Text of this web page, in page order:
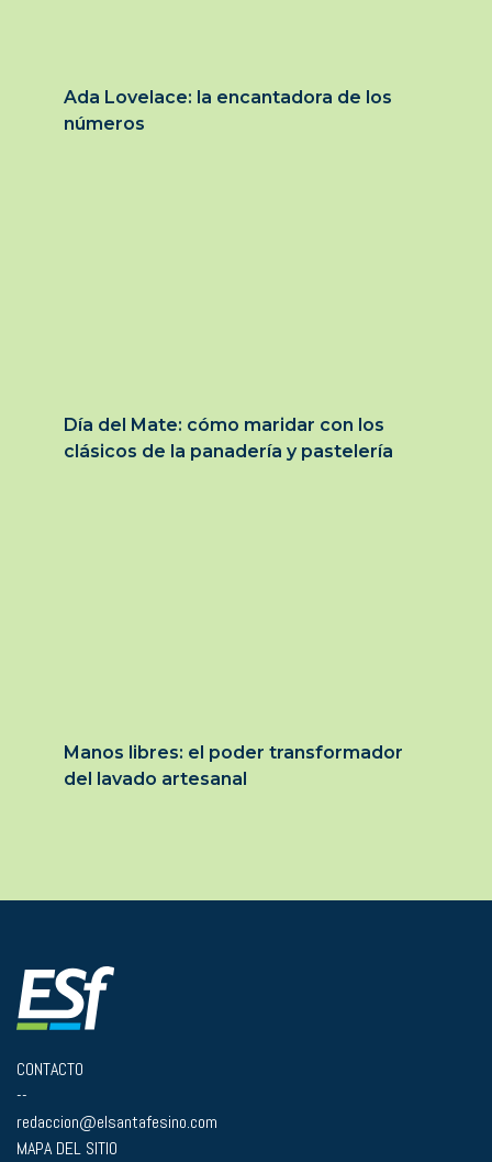
Ada Lovelace: la encantadora de los
números
Día del Mate: cómo maridar con los
clásicos de la panadería y pastelería
Manos libres: el poder transformador
del lavado artesanal
CONTACTO
--
redaccion@elsantafesino.com
MAPA DEL SITIO